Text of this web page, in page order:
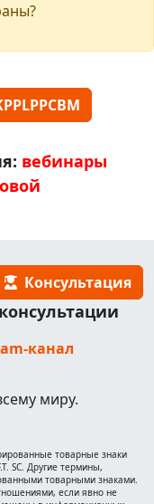
вебинары
Консультация
канал
миру.
товарные знаки
SC. Другие термины,
товарными знаками.
если явно не